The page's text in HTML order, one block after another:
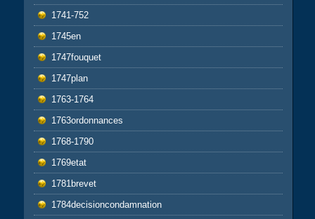
1741-752
1745en
1747fouquet
1747plan
1763-1764
1763ordonnances
1768-1790
1769etat
1781brevet
1784decisioncondamnation